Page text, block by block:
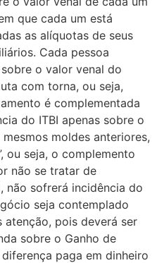
que cada um está
as alíquotas de seus
Cada pessoa
o valor venal do
com torna, ou seja,
é complementada
do ITBI apenas sobre o
moldes anteriores,
ou seja, o complemento
não se tratar de
não sofrerá incidência do
seja contemplado
pois deverá ser
sobre o Ganho de
paga em dinheiro